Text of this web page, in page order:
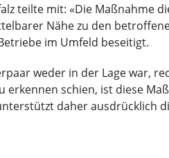
teilte mit: «Die Maßnahme
Nähe zu den
im Umfeld beseitigt.
weder in der Lage war,
erkennen schien, ist diese
daher ausdrücklich